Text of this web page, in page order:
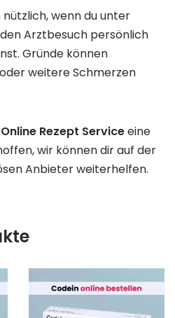
wenn du unter
Arztbesuch persönlich
Gründe können
weitere Schmerzen
Online Rezept Serviceeine
wir können dir auf der
Anbieter weiterhelfen.